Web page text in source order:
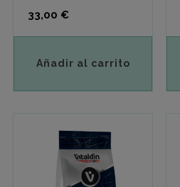
Precio
33,00 €
Añadir al carrito